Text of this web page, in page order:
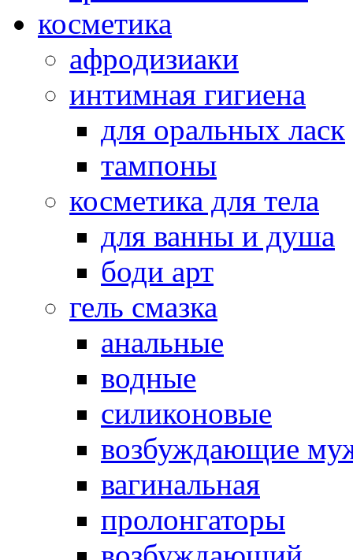
косметика
афродизиаки
интимная гигиена
для оральных ласк
тампоны
косметика для тела
для ванны и душа
боди арт
гель смазка
анальные
водные
силиконовые
возбуждающие
вагинальная
пролонгаторы